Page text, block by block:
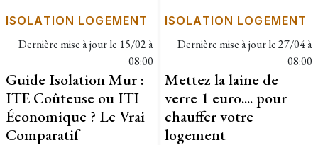
ISOLATION LOGEMENT
Dernière mise à jour le 15/02 à
08:00
Guide Isolation Mur :
ITE Coûteuse ou ITI
Économique ? Le Vrai
Comparatif
ISOLATION LOGEMENT
Dernière mise à jour le27/04 à
08:00
Mettez la laine de
verre 1 euro.... pour
chauffer votre
logement